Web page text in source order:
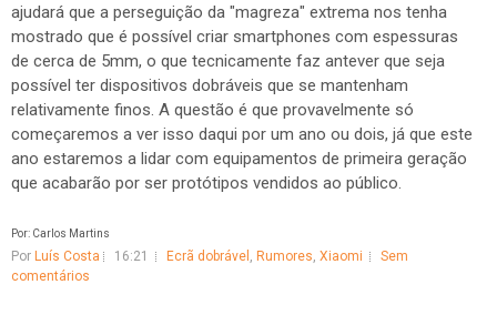
ajudará que a perseguição da "magreza" extrema nos tenha
mostrado que é possível criar smartphones com espessuras
de cerca de 5mm, o que tecnicamente faz antever que seja
possível ter dispositivos dobráveis que se mantenham
relativamente finos. A questão é que provavelmente só
começaremos a ver isso daqui por um ano ou dois, já que este
ano estaremos a lidar com equipamentos de primeira geração
que acabarão por ser protótipos vendidos ao público.
Por: Carlos Martins
Por Luís Costa 16:21 Ecrã dobrável , Rumores, Xiaomi
Sem
comentários